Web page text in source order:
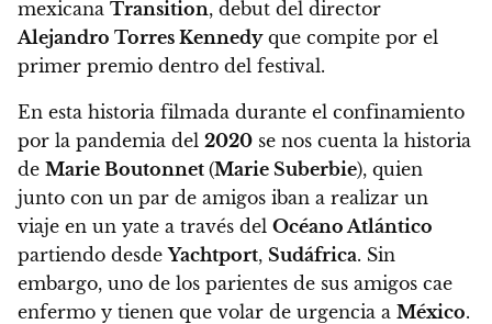
mexicana Transition, debut del director
Alejandro Torres Kennedyque compite por el
primer premio dentro del festival.
En esta historia filmada durante el confinamiento
por la pandemia del 2020 se nos cuenta la historia
de Marie Boutonnet (Marie Suberbie), quien
junto con un par de amigos iban a realizar un
viaje en un yate a través del Océano Atlántico
partiendo desdeYachtport, Sudáfrica. Sin
embargo, uno de los parientes de sus amigos cae
enfermo y tienen que volar de urgencia a México.